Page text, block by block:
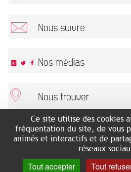
Nous suivre
Ce champ est exigé.
Nos médias
Nous trouver
ARCHIVES MUNICIPALES
2 rue des Archives
Accès mobilité réduite :
7 avenue de Bellevue
RECHERCHES
NOUS
SERVICE
LES ARCHIVES EN
HISTOIRE DE
Ce site utilise des cookies
fréquentation du site, de vous
animés et interactifs et de
réseaux
Tout accepter Tout